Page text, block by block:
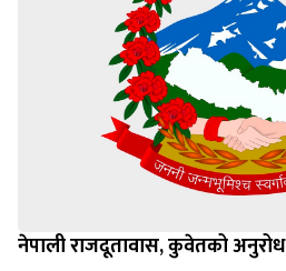
नेपाली राजदूतावास, कुवेतको अनुरोध